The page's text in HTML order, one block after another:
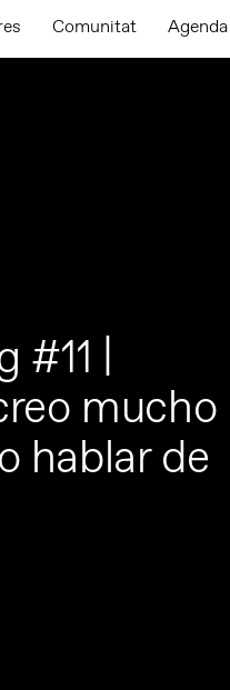
Comunitat Agenda
#11 |
mucho
hablar de